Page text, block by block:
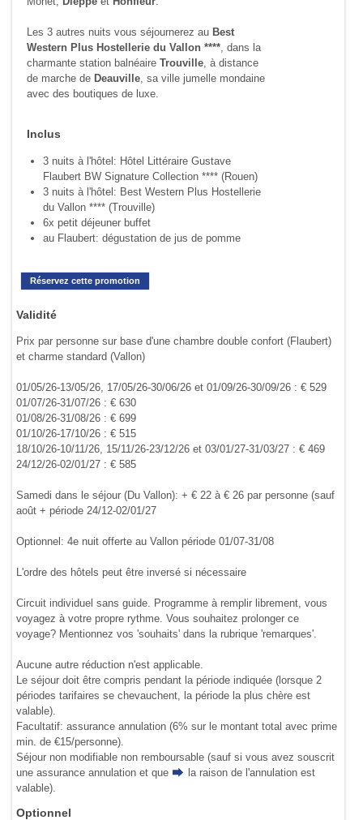
Les 3 autres nuits vous séjournerez au Best
Western Plus Hostellerie du Vallon ****, dans la
charmante station balnéaireTrouville, à distance
de marche de Deauville, sa ville jumelle mondaine
avec des boutiques de luxe.
Inclus
3 nuits à l'hôtel: Hôtel Littéraire Gustave
Flaubert BW Signature Collection **** (Rouen)
3 nuits à l'hôtel: Best Western Plus Hostellerie
du Vallon **** (Trouville)
6x petit déjeuner buffet
au Flaubert: dégustation de jus de pomme
Réservez cette promotion
Validité
Prix par personne sur base d'une chambre double confort (Flaubert)
et charme standard (Vallon)
01/05/26-13/05/26, 17/05/26-30/06/26 et 01/09/26-30/09/26 : € 529
01/07/26-31/07/26 : € 630
01/08/26-31/08/26 : € 699
01/10/26-17/10/26 : € 515
18/10/26-10/11/26, 15/11/26-23/12/26 et 03/01/27-31/03/27 : € 469
24/12/26-02/01/27 : € 585
Samedi dans le séjour (Du Vallon): + € 22 à € 26 par personne (sauf
août + période 24/12-02/01/27
Optionnel: 4e nuit offerte au Vallon période 01/07-31/08
L'ordre des hôtels peut être inversé si nécessaire
Circuit individuel sans guide. Programme à remplir librement, vous
voyagez à votre propre rythme. Vous souhaitez prolonger ce
voyage? Mentionnez vos 'souhaits' dans la rubrique 'remarques'.
Aucune autre réduction n'est applicable.
Le séjour doit être compris pendant la période indiquée (lorsque 2
périodes tarifaires se chevauchent, la période la plus chère est
valable).
Facultatif: assurance annulation (6% sur le montant total avec prime
min. de €15/personne).
Séjour non modifiable non remboursable (sauf si vous avez souscrit
une assurance annulation et que
la raison de l'annulation est
valable).
Optionnel